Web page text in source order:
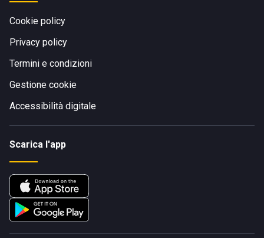
Cookie policy
Privacy policy
Termini e condizioni
Gestione cookie
Accessibilità digitale
Scarica l'app